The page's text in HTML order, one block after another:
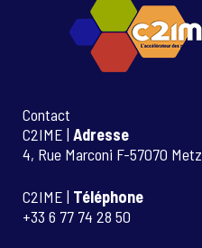
Contact
C2IME | Adresse
4, Rue Marconi F-57070 Metz
C2IME | Téléphone
+33 6 77 74 28 50